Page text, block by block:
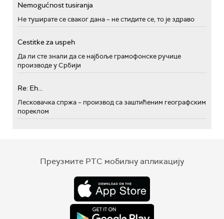
Nemogućnost tusiranja
Не туширате се сваког дана – не стидите се, то је здраво
Cestitke za uspeh
Да ли сте знали да се најбоље грамофонске ручице
производе у Србији
Re: Eh...
Лесковачка спржа – производ са заштићеним географским
пореклом
Преузмите РТС мобилну апликацију